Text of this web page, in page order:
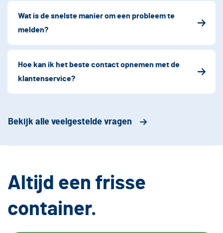
Wat is de snelste manier om een probleem te
melden?
Hoe kan ik het beste contact opnemen met de
klantenservice?
Bekijk alle veelgestelde vragen
Altijd een frisse
container.